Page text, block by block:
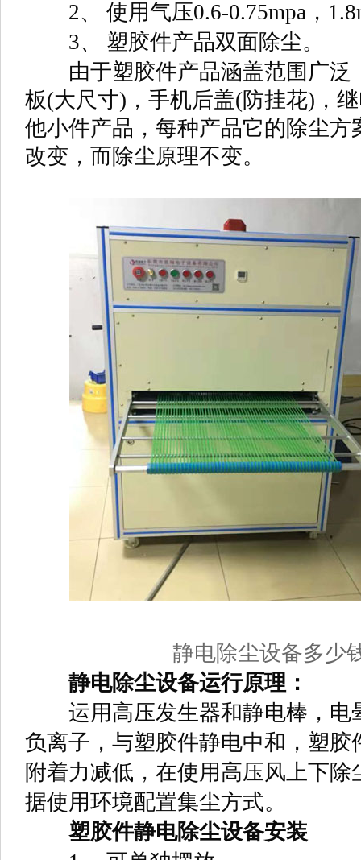
2、 使用气压0.6-0.75mpa，
3、 塑胶件产品双面除尘。
由于塑胶件产品涵盖范围广泛
板(大尺寸)，手机后盖(防挂花)，
他小件产品，每种产品它的除尘方
改变，而除尘原理不变。
静电除尘设备多少
静电除尘设备运行原理：
运用高压发生器和静电棒，电
负离子，与塑胶件静电中和，塑胶
附着力减低，在使用高压风上下除
据使用环境配置集尘方式。
塑胶件静电除尘设备安装